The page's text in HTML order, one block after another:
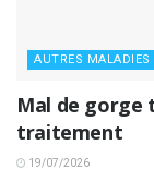
AUTRES MALADIES
Mal de gorge
traitement
19/07/2026